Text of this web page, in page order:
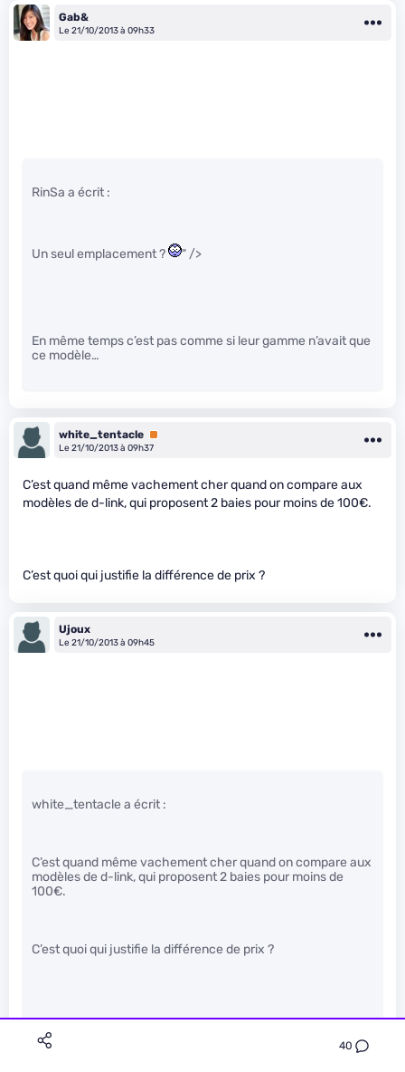
40
Gab&
Le 21/10/2013 à 09h33
RinSa a écrit :
Un seul emplacement ? " />
En même temps c’est pas comme si leur gamme n’avait que
ce modèle…
white_tentacle Premium
Le 21/10/2013 à 09h37
C’est quand même vachement cher quand on compare aux
modèles de d-link, qui proposent 2 baies pour moins de 100€.
C’est quoi qui justifie la différence de prix ?
Ujoux
Le 21/10/2013 à 09h45
white_tentacle a écrit :
C’est quand même vachement cher quand on compare aux
modèles de d-link, qui proposent 2 baies pour moins de
100€.
C’est quoi qui justifie la différence de prix ?
Testes n’importe quel synology et tu comprendras.